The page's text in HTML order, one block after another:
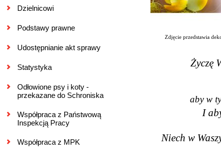
Dzielnicowi
Podstawy prawne
Udostępnianie akt sprawy
Statystyka
Odłowione psy i koty -
przekazane do Schroniska
Współpraca z Państwową
Inspekcją Pracy
Współpraca z MPK
Zdjęcie przedstawia
Życzę
aby w
I
Niech w